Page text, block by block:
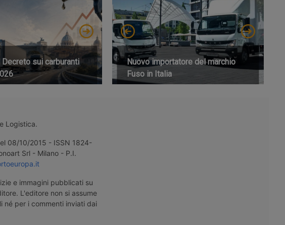
sui carburanti
Nuovo importatore del marchio
Fuso in Italia
Logistica.
08/10/2015 - ISSN 1824-
Srl - Milano - P.I.
e immagini pubblicati su
L'editore non si assume
né per i commenti inviati dai